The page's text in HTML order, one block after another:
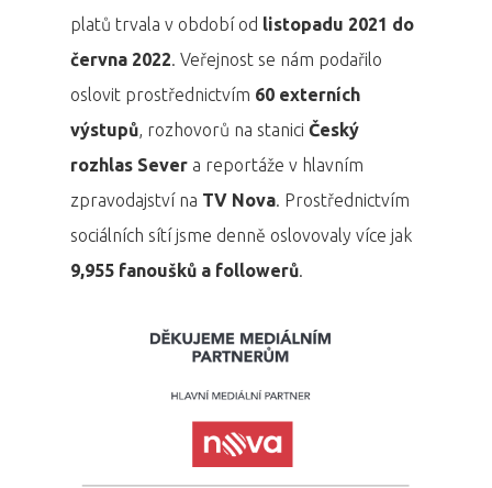
platů trvala v období od listopadu 2021 do
června 2022. Veřejnost se nám podařilo
oslovit prostřednictvím 60 externích
výstupů, rozhovorů na stanici Český
rozhlas Sever a reportáže v hlavním
zpravodajství na TV Nova. Prostřednictvím
sociálních sítí jsme denně oslovovaly více jak
9,955 fanoušků a followerů.